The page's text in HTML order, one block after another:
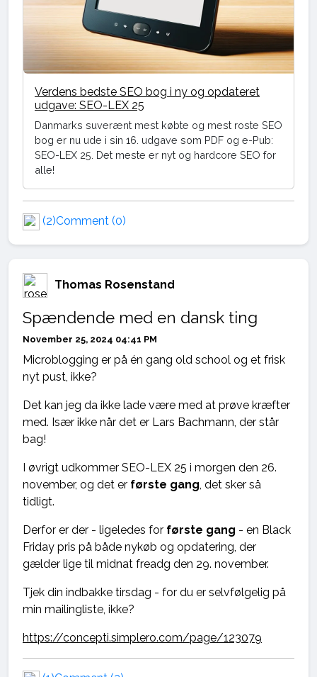
Verdens bedste SEO bog i ny og opdateret
udgave: SEO-LEX 25
Danmarks suverænt mest købte og mest roste SEO
bog er nu ude i sin 16. udgave som PDF og e-Pub:
SEO-LEX 25. Det meste er nyt og hardcore SEO for
alle!
(2)Comment (0)
Thomas Rosenstand
Spændende med en dansk ting
November 25, 2024 04:41 PM
Microblogging er på én gang old school og et frisk
nyt pust, ikke?
Det kan jeg da ikke lade være med at prøve kræfter
med. Især ikke når det er Lars Bachmann, der står
bag!
I øvrigt udkommer SEO-LEX 25 i morgen den 26.
november, og det er første gang , det sker så
tidligt.
Derfor er der - ligeledes for første gang - en Black
Friday pris på både nykøb og opdatering, der
gælder lige til midnat freadg den 29. november.
Tjek din indbakke tirsdag - for du er selvfølgelig på
min mailingliste, ikke?
https://concepti.simplero.com/page/123079